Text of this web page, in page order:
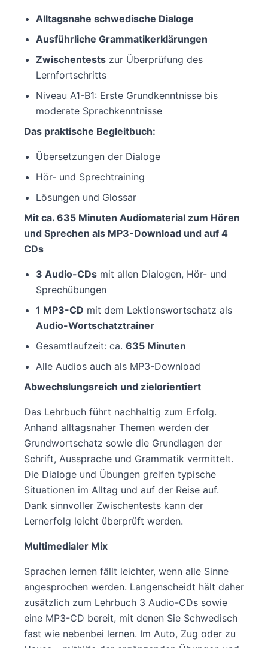
Alltagsnahe schwedische Dialoge
Ausführliche Grammatikerklärungen
Zwischentests zur Überprüfung des
Lernfortschritts
Niveau A1-B1: Erste Grundkenntnisse bis
moderate Sprachkenntnisse
Das praktische Begleitbuch:
Übersetzungen der Dialoge
Hör- und Sprechtraining
Lösungen und Glossar
Mit ca. 635 Minuten Audiomaterial zum Hören
und Sprechen als MP3-Download und auf 4
CDs
3 Audio-CDs mit allen Dialogen, Hör- und
Sprechübungen
1 MP3-CD mit dem Lektionswortschatz als
Audio-Wortschatztrainer
Gesamtlaufzeit: ca. 635 Minuten
Alle Audios auch als MP3-Download
Abwechslungsreich und zielorientiert
Das Lehrbuch führt nachhaltig zum Erfolg.
Anhand alltagsnaher Themen werden der
Grundwortschatz sowie die Grundlagen der
Schrift, Aussprache und Grammatik vermittelt.
Die Dialoge und Übungen greifen typische
Situationen im Alltag und auf der Reise auf.
Dank sinnvoller Zwischentests kann der
Lernerfolg leicht überprüft werden.
Multimedialer Mix
Sprachen lernen fällt leichter, wenn alle Sinne
angesprochen werden. Langenscheidt hält daher
zusätzlich zum Lehrbuch 3 Audio-CDs sowie
eine MP3-CD bereit, mit denen Sie Schwedisch
fast wie nebenbei lernen. Im Auto, Zug oder zu